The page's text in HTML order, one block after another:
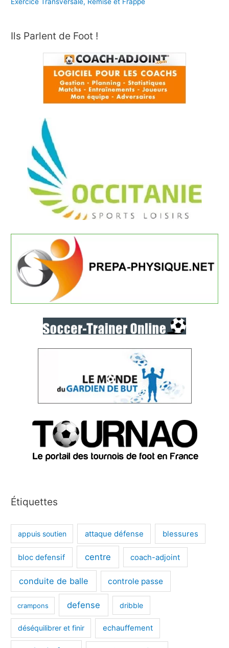
Exercice Transversale, Remise et Frappe
Ils Parlent de Foot !
Étiquettes
appuis soutien attaque défense blessures
bloc defensif centre coach-adjoint
conduite de balle controle passe
crampons defense dribble
déséquilibrer et finir echauffement